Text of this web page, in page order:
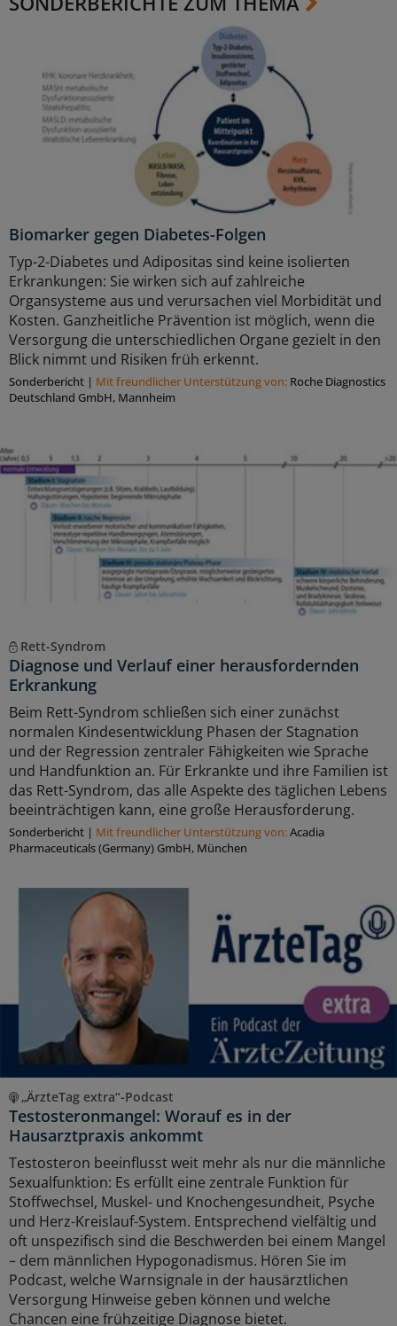
Biomarker gegen Diabetes-Folgen
Typ-2-Diabetes und Adipositas sind keine isolierten
Erkrankungen: Sie wirken sich auf zahlreiche
Organsysteme aus und verursachen viel Morbidität und
Kosten. Ganzheitliche Prävention ist möglich, wenn die
Versorgung die unterschiedlichen Organe gezielt in den
Blick nimmt und Risiken früh erkennt.
Sonderbericht | Mit freundlicher Unterstützung von: Roche Diagnostics
Deutschland GmbH, Mannheim
Rett-Syndrom
Diagnose und Verlauf einer herausfordernden
Erkrankung
Beim Rett-Syndrom schließen sich einer zunächst
normalen Kindesentwicklung Phasen der Stagnation
und der Regression zentraler Fähigkeiten wie Sprache
und Handfunktion an. Für Erkrankte und ihre Familien ist
das Rett-Syndrom, das alle Aspekte des täglichen Lebens
beeinträchtigen kann, eine große Herausforderung.
Sonderbericht | Mit freundlicher Unterstützung von:Acadia
Pharmaceuticals (Germany) GmbH, München
„ÄrzteTag extra“-Podcast
Testosteronmangel: Worauf es in der
Hausarztpraxis ankommt
Testosteron beeinflusst weit mehr als nur die männliche
Sexualfunktion: Es erfüllt eine zentrale Funktion für
Stoffwechsel, Muskel- und Knochengesundheit, Psyche
und Herz-Kreislauf-System. Entsprechend vielfältig und
oft unspezifisch sind die Beschwerden bei einem Mangel
– dem männlichen Hypogonadismus. Hören Sie im
Podcast, welche Warnsignale in der hausärztlichen
Versorgung Hinweise geben können und welche
Chancen eine frühzeitige Diagnose bietet.